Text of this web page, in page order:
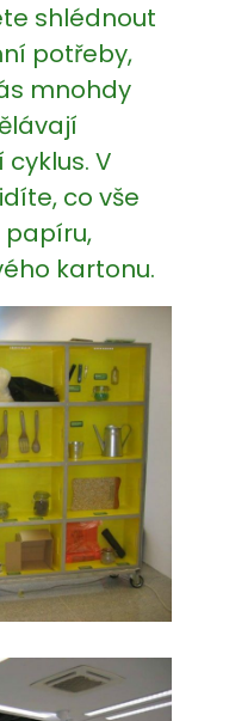
shlédnout
potřeby,
mnohdy
V
co vše
papíru,
kartonu.